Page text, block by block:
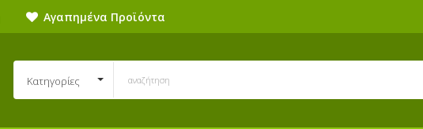
Αγαπημένα Προϊόντα
Κατηγορίες